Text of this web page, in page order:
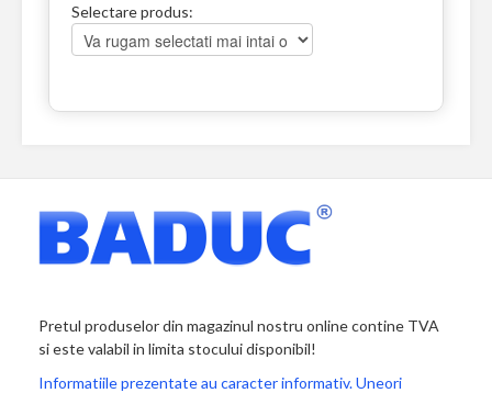
Selectare produs:
Pretul produselor din magazinul nostru online contine TVA
si este valabil in limita stocului disponibil!
Informatiile prezentate au caracter informativ. Uneori